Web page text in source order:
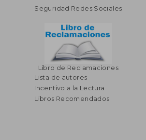
45%
dcto.
Seguridad Redes Sociales
Libro de Reclamaciones
Lista de autores
Incentivo a la Lectura
Libros Recomendados